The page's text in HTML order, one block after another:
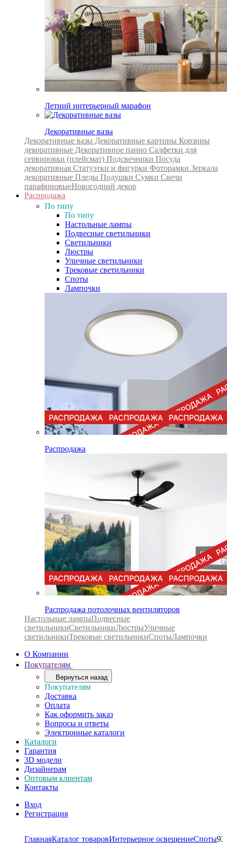
Летний интерьерный марафон
Декоративные вазы
Декоративные вазы Декоративные картины Корзины
декоративные Декоративное панно Салфетки для
сервировки (плейсмат) Подсвечники Посуда
декоративная Статуэтки и фигурки Фоторамки Зеркала
декоративные Пледы Подушки Сумки Свечи
парафиновыеНовогодний декор
Распродажа
По типу
По типу
Настольные лампы
Подвесные светильники
Светильники
Люстры
Уличные светильники
Трековые светильники
Споты
Лампочки
Распродажа
Распродажа потолочных вентиляторов
Настольные лампыПодвесные
светильникиСветильникиЛюстрыУличные
светильникиТрековые светильникиСпотыЛампочки
О Компании
Покупателям
Вернуться назад
Покупателям
Доставка
Оплата
Как оформить заказ
Вопросы и ответы
Электронные каталоги
Каталоги
Гарантия
3D модели
Дизайнерам
Оптовым клиентам
Контакты
Вход
Регистрация
ГлавнаяКаталог товаровИнтерьерное освещениеСпоты